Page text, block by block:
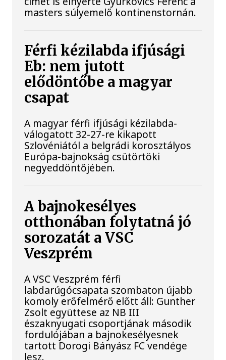
masters súlyemelő kontinenstornán.
Férfi kézilabda ifjúsági
Eb: nem jutott
elődöntőbe a magyar
csapat
A magyar férfi ifjúsági kézilabda-
válogatott 32-27-re kikapott
Szlovéniától a belgrádi korosztályos
Európa-bajnokság csütörtöki
negyeddöntőjében.
A bajnokesélyes
otthonában folytatná jó
sorozatát a VSC
Veszprém
A VSC Veszprém férfi
labdarúgócsapata szombaton újabb
komoly erőfelmérő előtt áll: Gunther
Zsolt együttese az NB III
északnyugati csoportjának második
fordulójában a bajnokesélyesnek
tartott Dorogi Bányász FC vendége
lesz.